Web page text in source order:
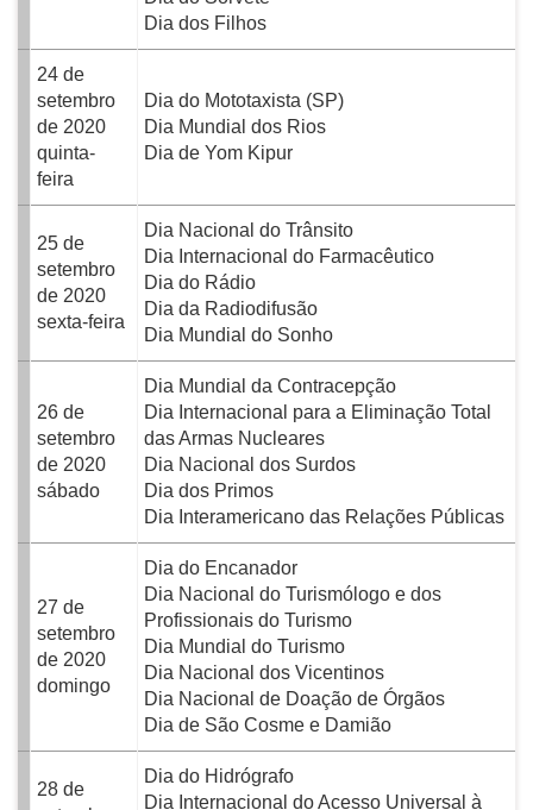
Dia dos Filhos
24 de
setembro
de 2020
quinta-
feira
Dia do Mototaxista (SP)
Dia Mundial dos Rios
Dia de Yom Kipur
25 de
setembro
de 2020
sexta-feira
Dia Nacional do Trânsito
Dia Internacional do Farmacêutico
Dia do Rádio
Dia da Radiodifusão
Dia Mundial do Sonho
26 de
setembro
de 2020
sábado
Dia Mundial da Contracepção
Dia Internacional para a Eliminação Total
das Armas Nucleares
Dia Nacional dos Surdos
Dia dos Primos
Dia Interamericano das Relações Públicas
27 de
setembro
de 2020
domingo
Dia do Encanador
Dia Nacional do Turismólogo e dos
Profissionais do Turismo
Dia Mundial do Turismo
Dia Nacional dos Vicentinos
Dia Nacional de Doação de Órgãos
Dia de São Cosme e Damião
28 de
Dia do Hidrógrafo
Dia Internacional do Acesso Universal à